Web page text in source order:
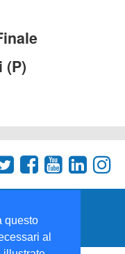
questo
al
(P)